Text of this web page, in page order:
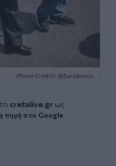
Photo Credits: @Eurokinissi
cretalive.gr ως
πηγή στο Google